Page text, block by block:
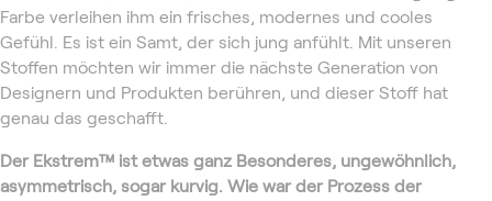
Farbe verleihen ihm ein frisches, modernes und cooles
Gefühl. Es ist ein Samt, der sich jung anfühlt. Mit unseren
Stoffen möchten wir immer die nächste Generation von
Designern und Produkten berühren, und dieser Stoff hat
genau das geschafft.
Der Ekstrem™ ist etwas ganz Besonderes, ungewöhnlich,
asymmetrisch, sogar kurvig. Wie war der Prozess der